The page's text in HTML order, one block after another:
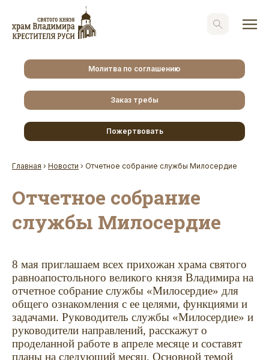
Молитва по соглашению
Заказ требы
Пожертвовать
Главная › Новости › Отчетное собрание службы Милосердие
Отчетное собрание
службы Милосердие
8 мая приглашаем всех прихожан храма святого
равноапостольного великого князя Владимира на
отчетное собрание службы «Милосердие» для
общего ознакомления с ее целями, функциями и
задачами. Руководитель службы «Милосердие» и
руководители направлений, расскажут о
проделанной работе в апреле месяце и составят
планы на следующий месяц. Основной темой